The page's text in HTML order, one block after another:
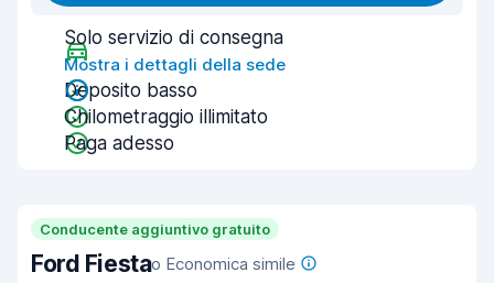
Solo servizio di consegna
Mostra i dettagli della sede
Deposito basso
Chilometraggio illimitato
Paga adesso
Conducente aggiuntivo gratuito
Ford Fiestao Economica simile